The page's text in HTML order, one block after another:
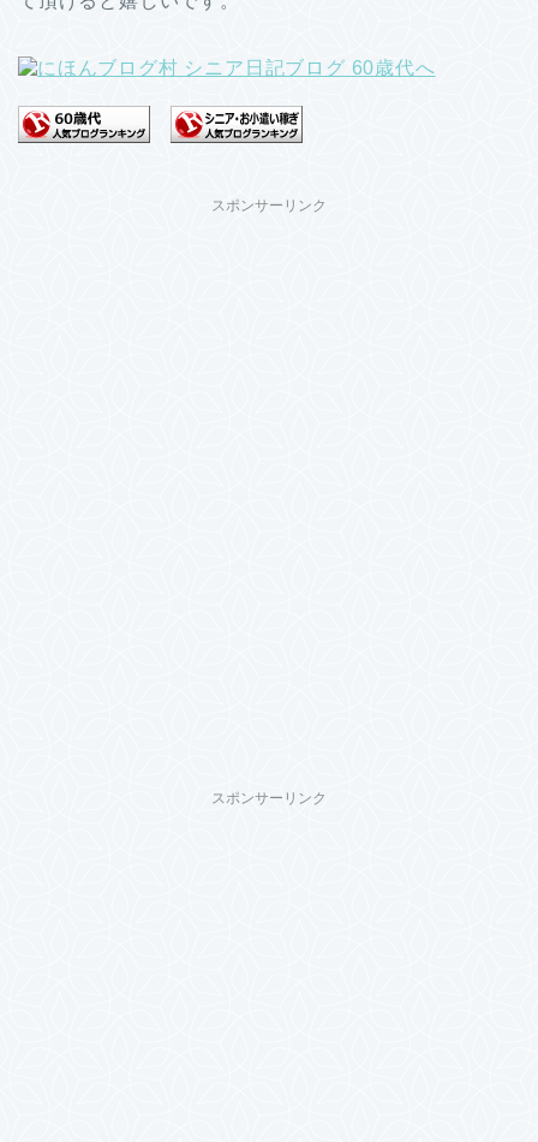
スポンサーリンク
スポンサーリンク